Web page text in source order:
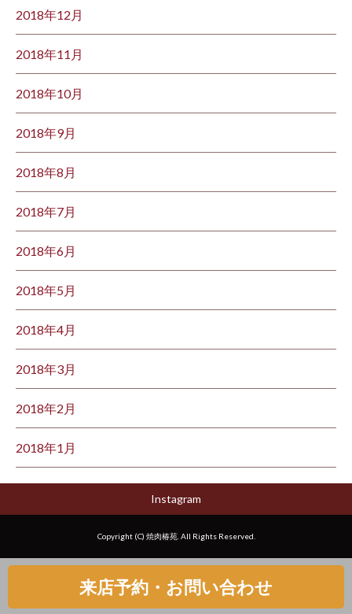
2018年12月
2018年11月
2018年10月
2018年9月
2018年8月
2018年7月
2018年6月
2018年5月
2018年4月
2018年3月
2018年2月
2018年1月
Instagram
Copyright (C) 焼肉椿苑. All Rights Reserved.
来店予約・お問い合わせ